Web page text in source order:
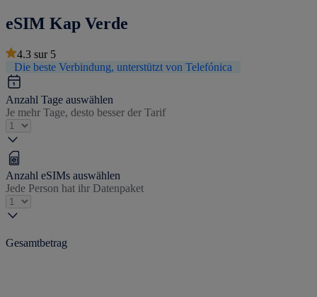
eSIM Kap Verde
4.3 sur 5
Die beste Verbindung, unterstützt von Telefónica
Anzahl Tage auswählen
Je mehr Tage, desto besser der Tarif
Anzahl eSIMs auswählen
Jede Person hat ihr Datenpaket
Gesamtbetrag